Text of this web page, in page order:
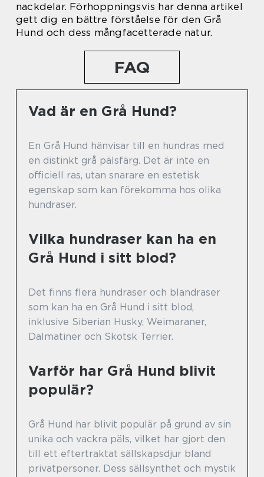
nackdelar. Förhoppningsvis har denna artikel
gett dig en bättre förståelse för den Grå
Hund och dess mångfacetterade natur.
FAQ
Vad är en Grå Hund?
En Grå Hund hänvisar till en hundras med
en distinkt grå pälsfärg. Det är inte en
officiell ras, utan snarare en estetisk
egenskap som kan förekomma hos olika
hundraser.
Vilka hundraser kan ha en
Grå Hund i sitt blod?
Det finns flera hundraser och blandraser
som kan ha en Grå Hund i sitt blod,
inklusive Siberian Husky, Weimaraner,
Dalmatiner och Skotsk Terrier.
Varför har Grå Hund blivit
populär?
Grå Hund har blivit populär på grund av sin
unika och vackra päls, vilket har gjort den
till ett eftertraktat sällskapsdjur bland
privatpersoner. Dess sällsynthet och mystik